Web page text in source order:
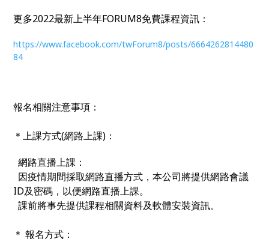
更多2022最新上半年FORUM8免費課程資訊：
https://www.facebook.com/twForum8/posts/6664262814480
84
報名相關注意事項：
＊上課方式(網路上課) ：
網路直播上課：
因疫情期間採取網路直播方式，本公司將提供網路會議
ID及密碼，以便網路直播上課。
課前將事先提供課程相關資料及軟體安裝資訊。
＊ 報名方式：